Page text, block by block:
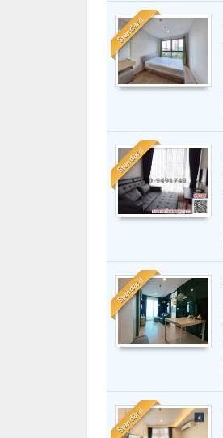
Standard
Standard
Standard
Standard